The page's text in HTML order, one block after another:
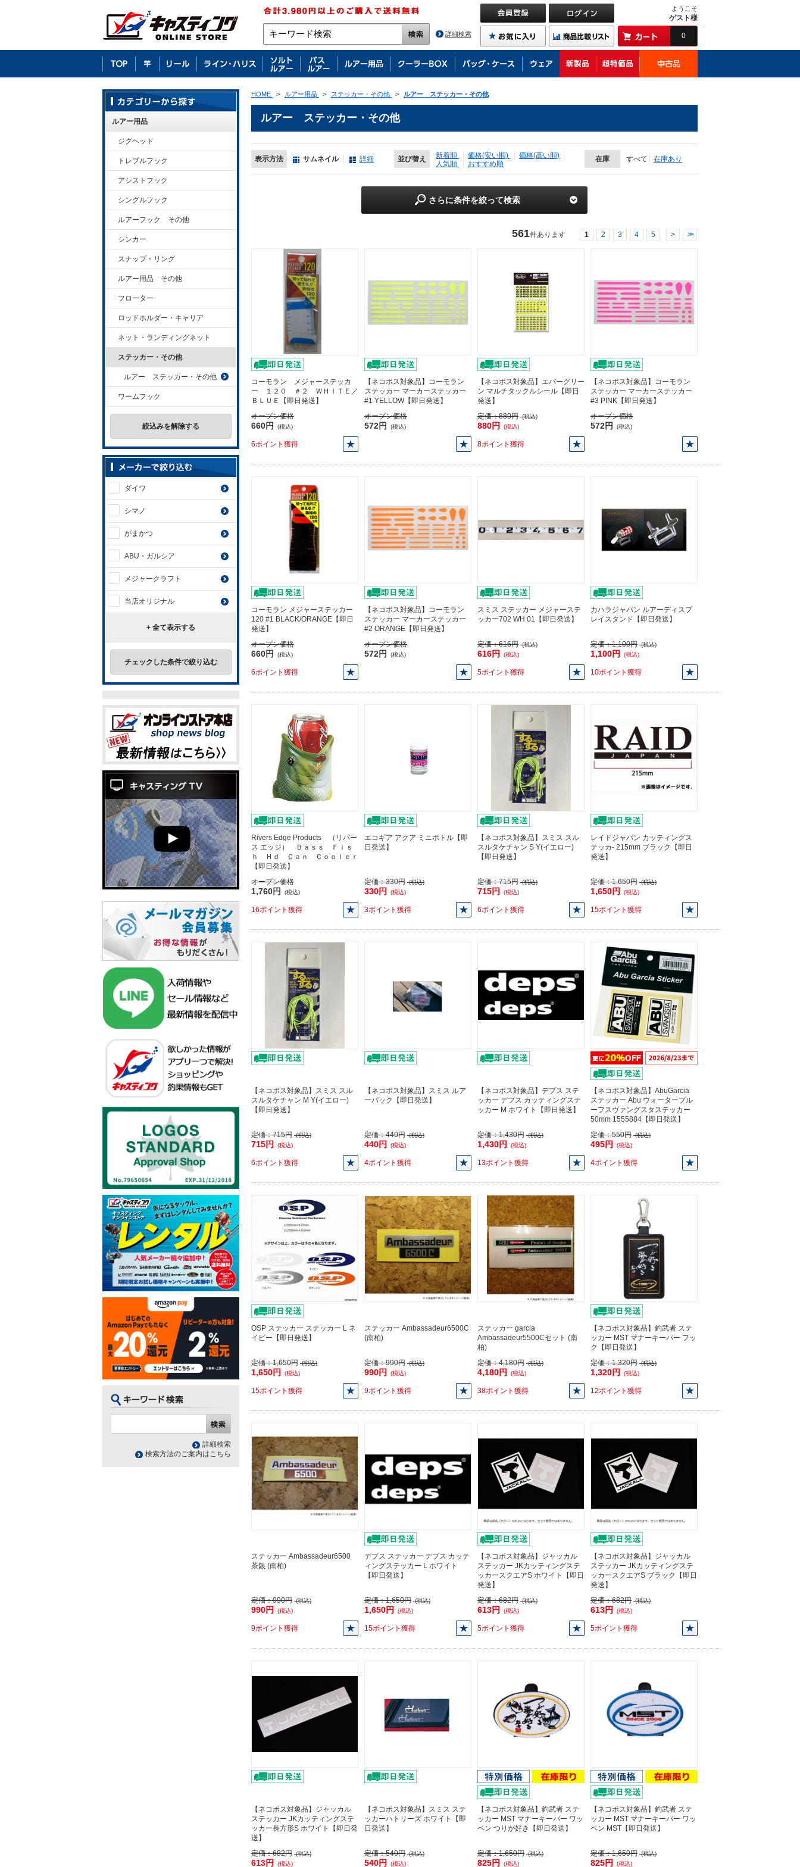
詳細検索
ようこそ
ゲスト様
0
HOME > ルアー用品 > ステッカー・その他 > ルアー ステッカー・その他
ルアー ステッカー・その他
表示方法 サムネイル 詳細 並び替え 新着順 価格(安い順)
価格(高い順)
人気順
おすすめ順
在庫 すべて 在庫あり
さらに条件を絞って検索
561件あります 1 2 3 4 5 > >>
コーモラン メジャーステッカ
ー １２０ ＃２ ＷＨＩＴＥ／
ＢＬＵＥ【即日発送】
オープン価格
660円 (税込)
6ポイント獲得
【ネコポス対象品】コーモラン
ステッカー マーカーステッカー
#1 YELLOW【即日発送】
オープン価格
572円 (税込)
【ネコポス対象品】エバーグリー
ン マルチタックルシール【即日
発送】
定価：880円 (税込)
880円 (税込)
8ポイント獲得
【ネコポス対象品】コーモラン
ステッカー マーカーステッカー
#3 PINK【即日発送】
オープン価格
572円 (税込)
コーモラン メジャーステッカー
120 #1 BLACK/ORANGE【即日
発送】
オープン価格
660円 (税込)
6ポイント獲得
【ネコポス対象品】コーモラン
ステッカー マーカーステッカー
#2 ORANGE【即日発送】
オープン価格
572円 (税込)
スミス ステッカー メジャーステ
ッカー702 WH 01【即日発送】
定価：616円 (税込)
616円 (税込)
5ポイント獲得
カハラジャパン ルアーディスプ
レイスタンド【即日発送】
定価：1,100円 (税込)
1,100円 (税込)
10ポイント獲得
Rivers Edge Products （リバー
ス エッジ） Ｂａｓｓ Ｆｉｓ
ｈ Ｈｄ Ｃａｎ Ｃｏｏｌｅｒ
【即日発送】
オープン価格
1,760円 (税込)
16ポイント獲得
エコギア アクア ミニボトル【即
日発送】
定価：330円 (税込)
330円 (税込)
3ポイント獲得
【ネコポス対象品】スミス スル
スルタケチャン S Y(イエロー)
【即日発送】
定価：715円 (税込)
715円 (税込)
6ポイント獲得
レイドジャパン カッティングス
テッカ- 215mm ブラック【即日
発送】
定価：1,650円 (税込)
1,650円 (税込)
15ポイント獲得
【ネコポス対象品】スミス スル
スルタケチャン M Y(イエロー)
【即日発送】
定価：715円 (税込)
715円 (税込)
6ポイント獲得
【ネコポス対象品】スミス ルア
ーパック【即日発送】
定価：440円 (税込)
440円 (税込)
4ポイント獲得
【ネコポス対象品】デプス ステ
ッカー デプス カッティングステ
ッカー M ホワイト【即日発送】
定価：1,430円 (税込)
1,430円 (税込)
13ポイント獲得
【ネコポス対象品】AbuGarcia
ステッカー Abu ウォータープル
ーフスヴァングスタステッカー
50mm 1555884【即日発送】
定価：550円 (税込)
495円 (税込)
4ポイント獲得
OSP ステッカー ステッカー L ネ
イビー【即日発送】
定価：1,650円 (税込)
1,650円 (税込)
15ポイント獲得
ステッカー Ambassadeur6500C
(南柏)
定価：990円 (税込)
990円 (税込)
9ポイント獲得
ステッカー garcia
Ambassadeur5500Cセット (南
柏)
定価：4,180円 (税込)
4,180円 (税込)
38ポイント獲得
【ネコポス対象品】釣武者 ステ
ッカー MST マナーキーパー フッ
ク【即日発送】
定価：1,320円 (税込)
1,320円 (税込)
12ポイント獲得
ステッカー Ambassadeur6500
茶銀 (南柏)
定価：990円 (税込)
990円 (税込)
9ポイント獲得
デプス ステッカー デプス カッテ
ィングステッカー L ホワイト
【即日発送】
定価：1,650円 (税込)
1,650円 (税込)
15ポイント獲得
【ネコポス対象品】ジャッカル
ステッカー JKカッティングステ
ッカースクエアS ホワイト【即日
発送】
定価：682円 (税込)
613円 (税込)
5ポイント獲得
【ネコポス対象品】ジャッカル
ステッカー JKカッティングステ
ッカースクエアS ブラック【即日
発送】
定価：682円 (税込)
613円 (税込)
5ポイント獲得
【ネコポス対象品】ジャッカル
ステッカー JKカッティングステ
ッカー長方形S ホワイト【即日発
送】
定価：682円 (税込)
613円 (税込)
【ネコポス対象品】スミス ステ
ッカーハトリーズ ホワイト【即
日発送】
定価：540円 (税込)
540円 (税込)
【ネコポス対象品】釣武者 ステ
ッカー MST マナーキーパー ワッ
ペン つりが好き【即日発送】
定価：1,650円 (税込)
825円 (税込)
【ネコポス対象品】釣武者 ステ
ッカー MST マナーキーパー ワッ
ペン MST【即日発送】
定価：1,650円 (税込)
825円 (税込)
ルアー用品
ジグヘッド
トレブルフック
アシストフック
シングルフック
ルアーフック その他
シンカー
スナップ・リング
ルアー用品 その他
フローター
ロッドホルダー・キャリア
ネット・ランディングネット
ステッカー・その他
ルアー ステッカー・その他
ワームフック
絞込みを解除する
ダイワ
シマノ
がまかつ
ABU・ガルシア
メジャークラフト
当店オリジナル
+ 全て表示する
チェックした条件で絞り込む
詳細検索
検索方法のご案内はこちら